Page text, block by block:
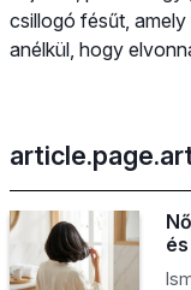
csillogó fésűt,
anélkül, hogy